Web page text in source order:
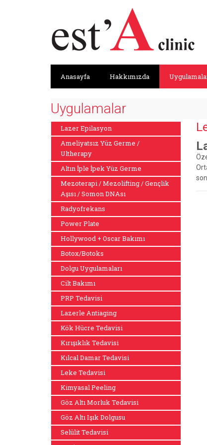
Anasayfa Hakkımızda
Uygulamalar
Lazer Epilasyon
Ameliyatsız Yüz Germe /
Ultherapy
Altın İple İpek Yüz Germe
Mezoterapi / Mezolifting / Gençlik
Aşısı / Somon DNAsı
Radyofrekans
Power Plate
Hollywood + Oscar Bakımı
Botox/Botoks
Dolgu Uygulamaları
Cilt Bakımı
PRP Tedavisi
Lazerle Antiaging
Kök Hücre Tedavisi
Kırışıklık Tedavisi
Kılcal Damar Tedavisi
Leke Tedavisi
Kimyasal Peeling
Göz Altı Morluk Tedavisi
Göz Altı Işık Dolgusu
Selülit Tedavisi